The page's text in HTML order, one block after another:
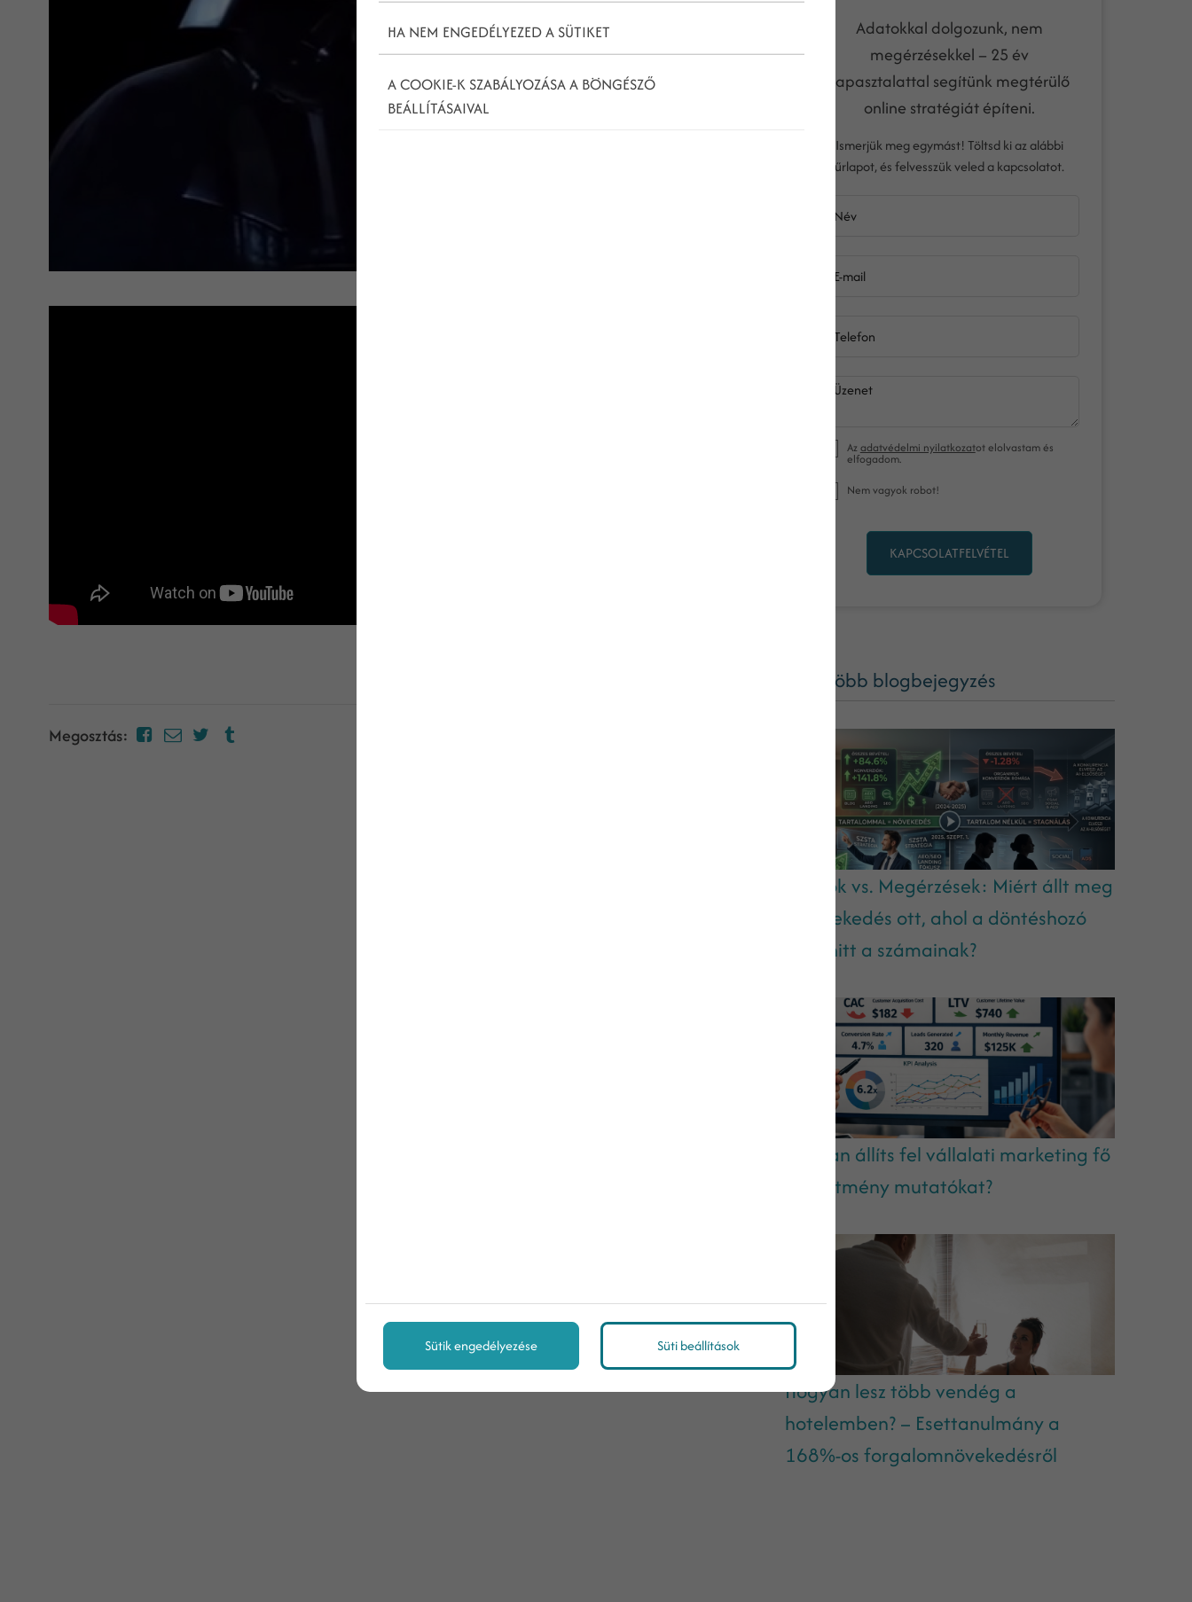
Megosztás:
Adatokkal dolgozunk, nem
megérzésekkel – 25 év
tapasztalattal segítünk megtérülő
online stratégiát építeni.
Ismerjük meg egymást! Töltsd ki az alábbi
űrlapot, és felvesszük veled a kapcsolatot.
Név
E-mail
Telefon
Üzenet
Azadatvédelmi nyilatkozatot elolvastam és
elfogadom.
Nem vagyok robot!
KAPCSOLATFELVÉTEL
Még több blogbejegyzés
Adatok vs. Megérzések: Miért állt meg
a növekedés ott, ahol a döntéshozó
nem hitt a számainak?
Hogyan állíts fel vállalati marketing fő
teljesítmény mutatókat?
Hogyan lesz több vendég a
hotelemben? – Esettanulmány a
168%-os forgalomnövekedésről
HA NEM ENGEDÉLYEZED A SÜTIKET
A COOKIE-K SZABÁLYOZÁSA A BÖNGÉSZŐ
BEÁLLÍTÁSAIVAL
Sütik engedélyezése Süti beállítások